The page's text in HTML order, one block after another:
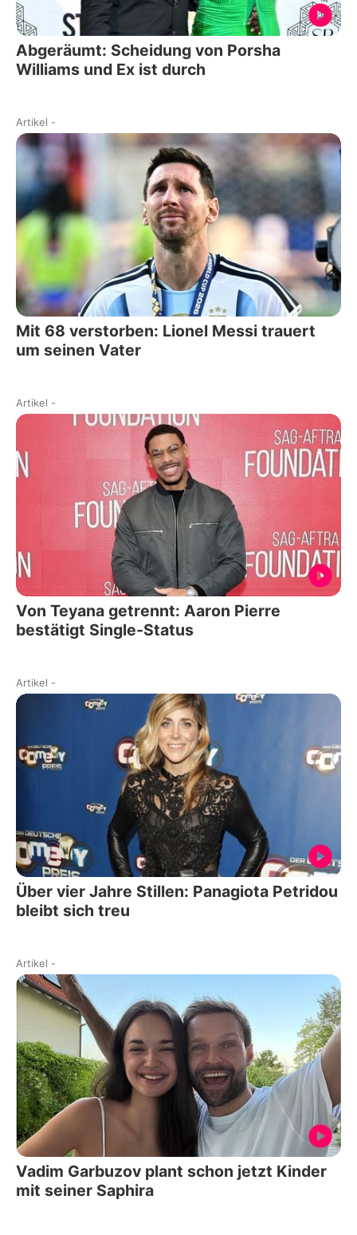
Abgeräumt: Scheidung von Porsha
Williams und Ex ist durch
Artikel -
Mit 68 verstorben: Lionel Messi trauert
um seinen Vater
Artikel -
Von Teyana getrennt: Aaron Pierre
bestätigt Single-Status
Artikel -
Über vier Jahre Stillen: Panagiota Petridou
bleibt sich treu
Artikel -
Vadim Garbuzov plant schon jetzt Kinder
mit seiner Saphira